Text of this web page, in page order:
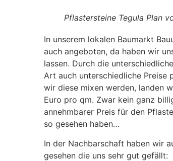
Pflastersteine Tegula Plan
In unserem lokalen Baumarkt
auch angeboten, da haben wir
lassen. Durch die
Art auch unterschiedliche Preise
wir diese mixen werden, landen
Euro pro qm. Zwar kein ganz
annehmbarer Preis für den
so gesehen haben…
In der Nachbarschaft haben wir
gesehen die uns sehr gut gefällt: